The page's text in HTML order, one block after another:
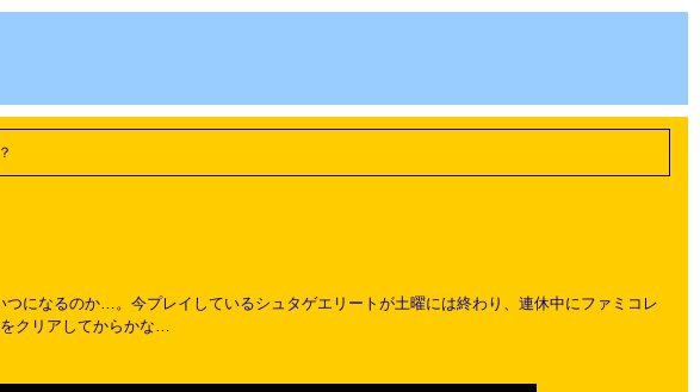
になるのか…。今プレイしているシュタゲエリートが土曜には終わり、連休中にファミコレ
クリアしてからかな…